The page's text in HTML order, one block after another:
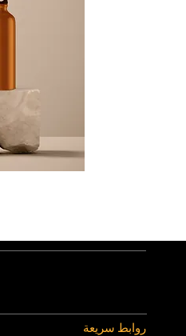
روابط سريعة